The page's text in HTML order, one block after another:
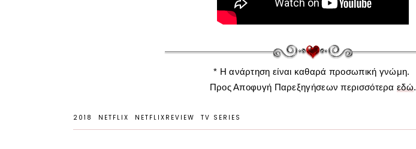
* Η ανάρτηση είναι καθαρά προσωπική γνώμη.
Προς Αποφυγή Παρεξηγήσεων περισσότεραεδώ.
2018 NETFLIX NETFLIXREVIEW TV SERIES